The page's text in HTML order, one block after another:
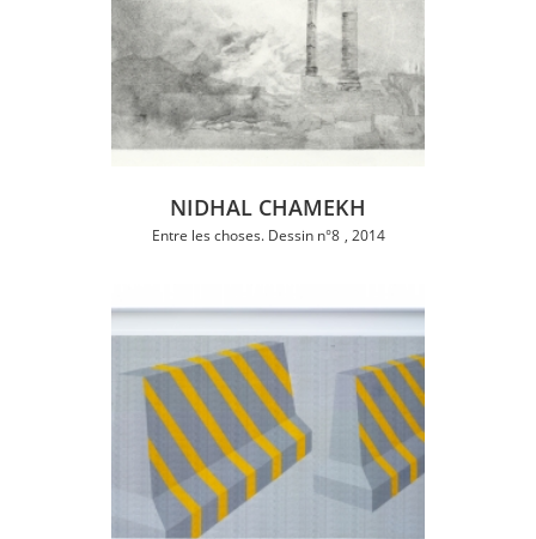
NIDHAL CHAMEKH
Entre les choses. Dessin n°8 2014